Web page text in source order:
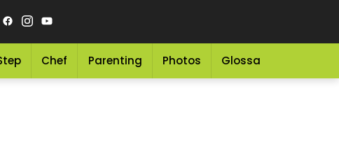
Chef Parenting Photos Glossary